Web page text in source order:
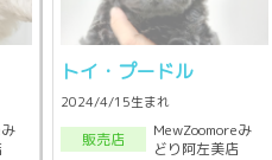
トイ・プードル
2024/4/15生まれ
販売店
MewZoomoreみ
どり阿左美店